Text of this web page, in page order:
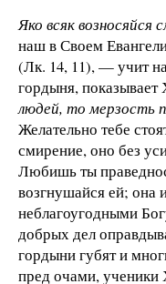
Яко всяк возносяйся
наш в Своем
(Лк. 14, 11), — учит
гордыня, показывает
людей, то мерзость
Желательно тебе
смирение, оно без
Любишь ты
возгнушайся ей; она
неблагоугодными
добрых дел
гордыни губят и
пред очами,